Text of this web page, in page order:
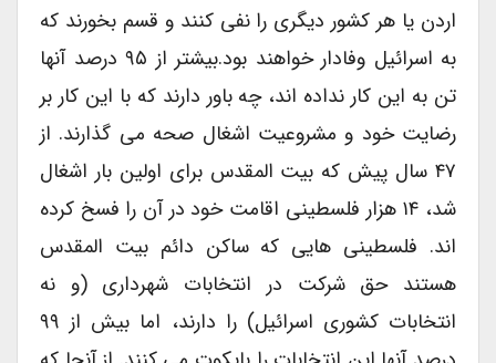
اردن یا هر کشور دیگری را نفی کنند و قسم بخورند که
به اسرائیل وفادار خواهند بود.بیشتر از ۹۵ درصد آنها
تن به این کار نداده اند، چه باور دارند که با این کار بر
رضایت خود و مشروعیت اشغال صحه می گذارند. از
۴۷ سال پیش که بیت المقدس برای اولین بار اشغال
شد، ۱۴ هزار فلسطینی اقامت خود در آن را فسخ کرده
اند. فلسطینی هایی که ساکن دائم بیت المقدس
هستند حق شرکت در انتخابات شهرداری (و نه
انتخابات کشوری اسرائیل) را دارند، اما بیش از ۹۹